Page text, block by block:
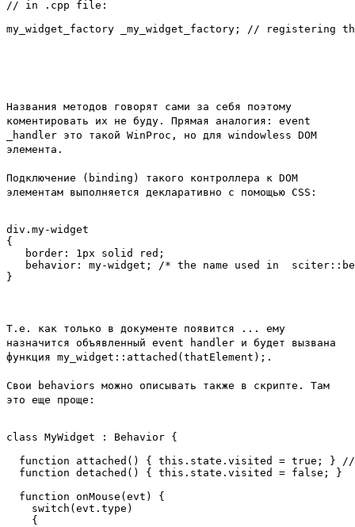
// in .cpp file:
my_widget_factory _my_widget_factory; //
Названия методов говорят сами за себя поэтому
коментировать их не буду. Прямая аналогия: event
_handler это такой WinProc, но для windowless DOM
элемента.
Подключение (binding) такого контроллера к DOM
элементам выполняется декларативно с помощью CSS:
div.my-widget
{
   border: 1px solid red;
behavior: my-widget; /* the name used in
Т.е. как только в документе появится ...
ему
назначится объявленный event handler и будет вызвана
функция my_widget::attached(thatElement); .
Свои behaviors можно описывать также в скрипте. Там
это еще проще:
class MyWidget : Behavior {
function attached() { this.state.visited = true; }
  function detached() { this.state.visited = false; }
  function onMouse(evt) {
    switch(evt.type)
    {